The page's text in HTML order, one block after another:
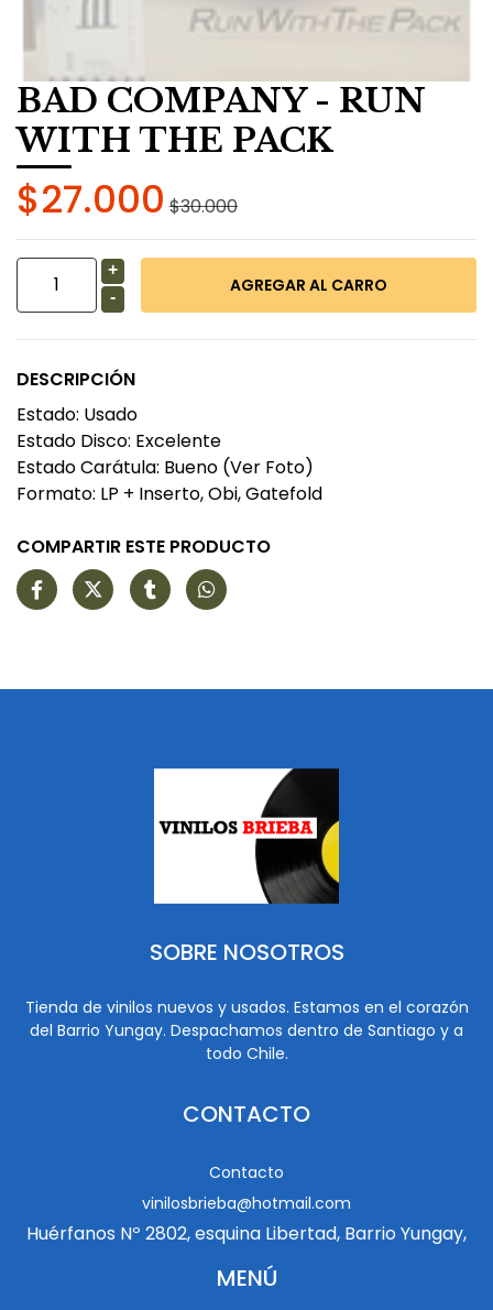
BAD COMPANY - RUN
WITH THE PACK
$27.000 $30.000
+
-
DESCRIPCIÓN
Estado: Usado
Estado Disco: Excelente
Estado Carátula: Bueno (Ver Foto)
Formato: LP + Inserto, Obi, Gatefold
COMPARTIR ESTE PRODUCTO
SOBRE NOSOTROS
Tienda de vinilos nuevos y usados. Estamos en el corazón
del Barrio Yungay. Despachamos dentro de Santiago y a
todo Chile.
CONTACTO
Contacto
vinilosbrieba@hotmail.com
Huérfanos Nº 2802, esquina Libertad, Barrio Yungay,
MENÚ